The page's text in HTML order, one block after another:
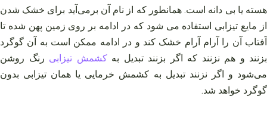
هسته یا بی دانه است. همانطور که از نام آن برمی‌آید برای خشک شدن
از مایع تیزابی استفاده می شود که در ادامه بر روی زمین پهن شده تا
آفتاب آن را آرام آرام خشک کند و در ادامه ممکن است به آن گوگرد
بزنند و هم نزنند که اگر بزنند تبدیل بهکشمش تیزابی رنگ روشن
می‌شود و اگر نزنند تبدیل به کشمش خرمایی یا همان تیزابی بدون
گوگرد خواهد شد.